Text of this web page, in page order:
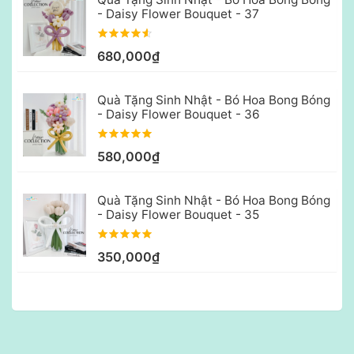
- Daisy Flower Bouquet - 37
680,000₫
Quà Tặng Sinh Nhật - Bó Hoa Bong Bóng
- Daisy Flower Bouquet - 36
580,000₫
Quà Tặng Sinh Nhật - Bó Hoa Bong Bóng
- Daisy Flower Bouquet - 35
350,000₫